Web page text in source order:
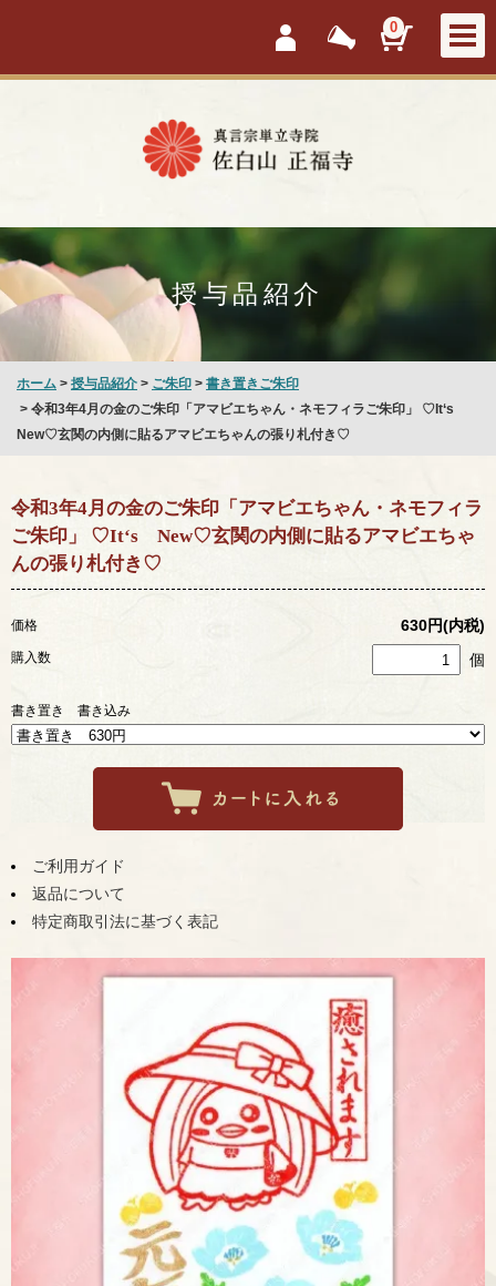
会員ログイン
新着情報 カートを
0
授与品紹介
ホーム > 授与品紹介 > ご朱印 > 書き置きご朱印
> 令和3年4月の金のご朱印「アマビエちゃん・ネモフィラご朱印」 ♡It‘s
New♡玄関の内側に貼るアマビエちゃんの張り札付き♡
令和3年4月の金のご朱印「アマビエちゃん・ネモフィラ
ご朱印」 ♡It‘s New♡玄関の内側に貼るアマビエちゃ
んの張り札付き♡
価格 630円(内税)
購入数 個
書き置き 書き込み
ご利用ガイド
返品について
特定商取引法に基づく表記